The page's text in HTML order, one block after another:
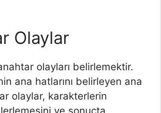
Olaylar
olayları belirlemektir.
ana hatlarını belirleyen ana
olaylar, karakterlerin
ve sonuçta